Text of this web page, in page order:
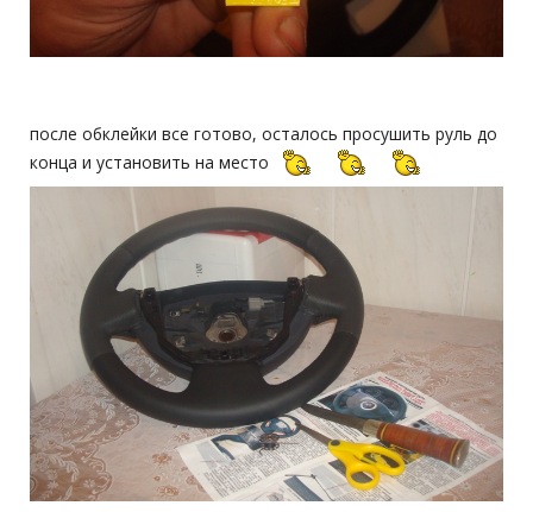
после обклейки все готово, осталось просушить руль до
конца и установить на место